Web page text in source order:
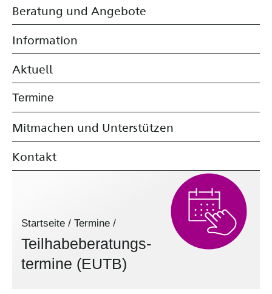
Beratung und Angebote
Information
Aktuell
Termine
Mitmachen und Unterstützen
Kontakt
Startseite / Termine /
Teilhabe­beratungs­
termine (EUTB)